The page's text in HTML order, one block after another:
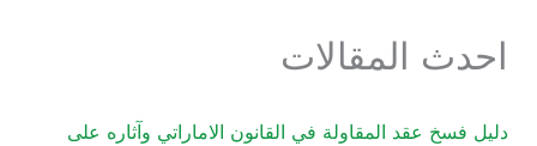
احدث المقالات
دليل فسخ عقد المقاولة في القانون الاماراتي وآثاره على